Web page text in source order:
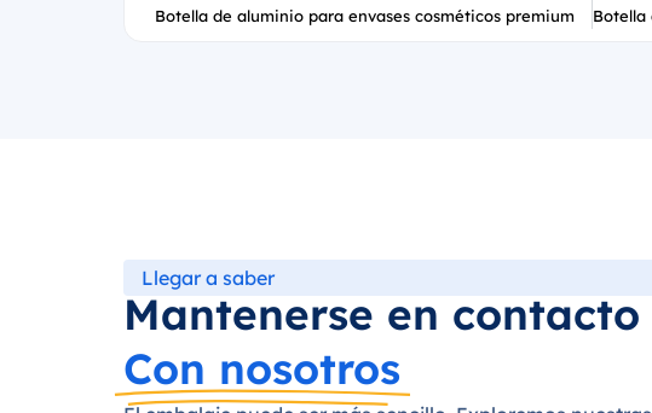
Botella de aluminio para envases cosméticos premium
Llegar a saber
Mantenerse en contacto
Con nosotros